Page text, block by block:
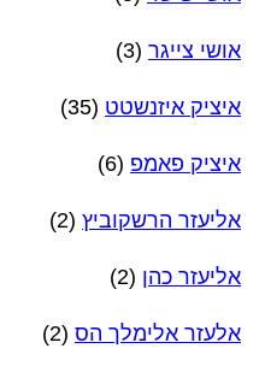
אושי צייגר (3)
איציק איזנשטט (35)
איציק פאמפ (6)
אליעזר הרשקוביץ (2)
אליעזר כהן (2)
אלעזר אלימלך הס (2)